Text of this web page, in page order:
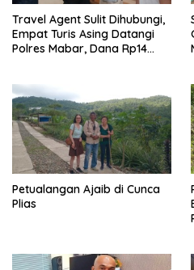
Travel Agent Sulit Dihubungi,
Empat Turis Asing Datangi
Polres Mabar, Dana Rp14
Petualangan Ajaib di Cunca
Plias